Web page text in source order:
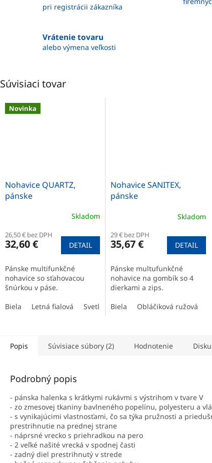
pri registrácii zákazníka
Vrátenie tovaru
alebo výmena veľkosti
Súvisiaci tovar
Novinka
Nohavice QUARTZ,
pánske
Skladom
26,50 € bez DPH
32,60 € DETAIL
Pánske multifunkčné
nohavice so sťahovacou
šnúrkou v páse.
Biela Letná fialová Svetlomodrá Kráľovská modrá
Nohavice SANITEX,
pánske
Skladom
29 € bez DPH
35,67 € DETAIL
Pánske multufunkčné
nohavice na gombík so 4
dierkami a zips.
Biela
Obláčiková ružová
Popis Súvisiace súbory (2) Hodnotenie
Podrobný popis
- pánska halenka s krátkymi rukávmi s výstrihom v tvare V
- zo zmesovej tkaniny bavlneného popelínu, polyesteru a
- s vynikajúcimi vlastnosťami, čo sa týka pružnosti a
prestrihnutie na prednej strane
- náprsné vrecko s priehradkou na pero
- 2 veľké našité vrecká v spodnej časti
- zadný diel prestrihnutý v strede